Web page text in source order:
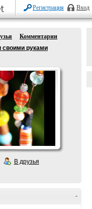
Регистрация Вход
Комментарии
своими руками
В друзья
-